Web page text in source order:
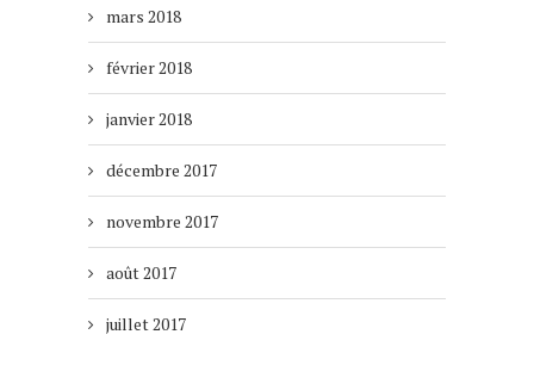
mars 2018
février 2018
janvier 2018
décembre 2017
novembre 2017
août 2017
juillet 2017